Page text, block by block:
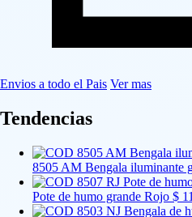
Envios a todo el Pais Ver mas
Tendencias
8505 AM Bengala iluminante
Pote de humo grande Rojo $